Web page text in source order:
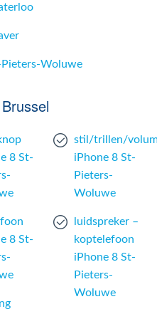
Woluwe
8 St-
stil/trillen/
iPhone 8 St-
Pieters-
Woluwe
8 St-
luidspreker –
koptelefoon
iPhone 8 St-
Pieters-
Woluwe